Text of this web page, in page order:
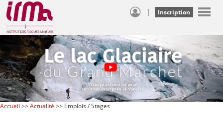
| Inscription
Accueil >>Actualité >> Emplois / Stages